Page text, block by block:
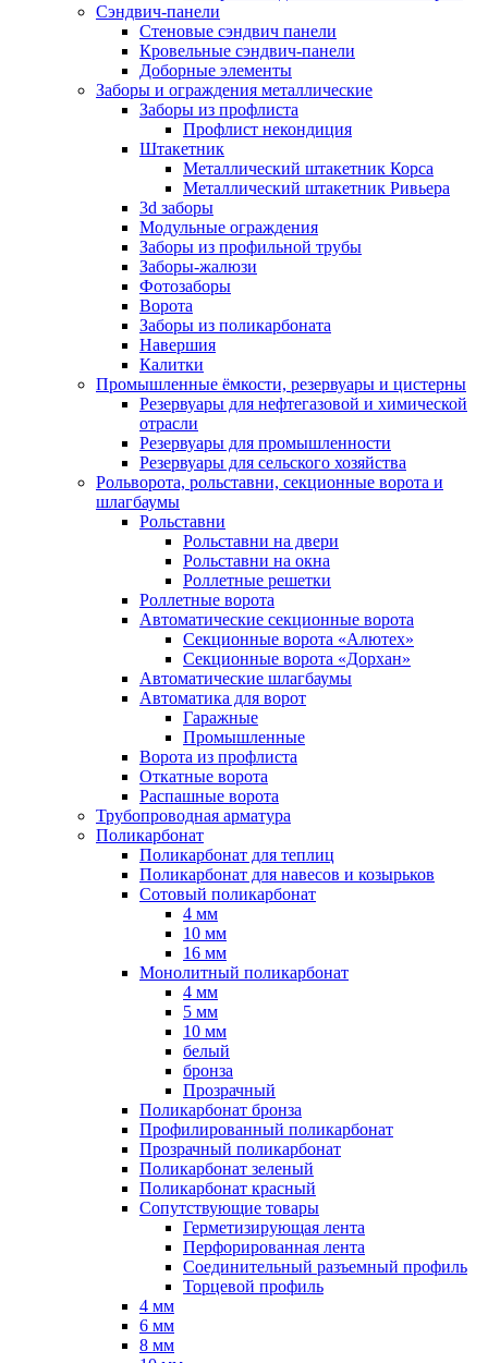
Сэндвич-панели
Стеновые сэндвич панели
Кровельные сэндвич-панели
Доборные элементы
Заборы и ограждения металлические
Заборы из профлиста
Профлист некондиция
Штакетник
Металлический штакетник Корса
Металлический штакетник Ривьера
3d заборы
Модульные ограждения
Заборы из профильной трубы
Заборы-жалюзи
Фотозаборы
Ворота
Заборы из поликарбоната
Навершия
Калитки
Промышленные ёмкости, резервуары и цистерны
Резервуары для нефтегазовой и химической
отрасли
Резервуары для промышленности
Резервуары для сельского хозяйства
Рольворота, рольставни, секционные ворота и
шлагбаумы
Рольставни
Рольставни на двери
Рольставни на окна
Роллетные решетки
Роллетные ворота
Автоматические секционные ворота
Секционные ворота «Алютех»
Секционные ворота «Дорхан»
Автоматические шлагбаумы
Автоматика для ворот
Гаражные
Промышленные
Ворота из профлиста
Откатные ворота
Распашные ворота
Трубопроводная арматура
Поликарбонат
Поликарбонат для теплиц
Поликарбонат для навесов и козырьков
Сотовый поликарбонат
4 мм
10 мм
16 мм
Монолитный поликарбонат
4 мм
5 мм
10 мм
белый
бронза
Прозрачный
Поликарбонат бронза
Профилированный поликарбонат
Прозрачный поликарбонат
Поликарбонат зеленый
Поликарбонат красный
Сопутствующие товары
Герметизирующая лента
Перфорированная лента
Соединительный разъемный профиль
Торцевой профиль
4 мм
6 мм
8 мм